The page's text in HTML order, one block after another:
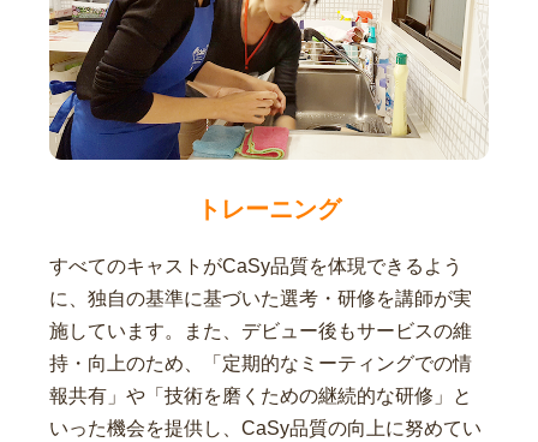
トレーニング
すべてのキャストがCaSy品質を体現できるよう
に、独自の基準に基づいた選考・研修を講師が実
施しています。また、デビュー後もサービスの維
持・向上のため、「定期的なミーティングでの情
報共有」や「技術を磨くための継続的な研修」と
いった機会を提供し、CaSy品質の向上に努めてい